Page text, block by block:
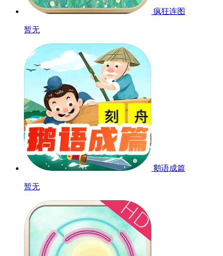
疯狂连图
暂无
鹅语成篇
暂无